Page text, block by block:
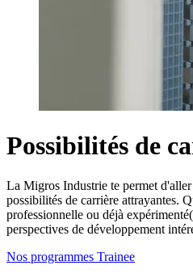
Possibilités de
La Migros Industrie te permet
possibilités de carrière attrayantes.
professionnelle ou déjà
perspectives de développement
Nos programmes Trainee